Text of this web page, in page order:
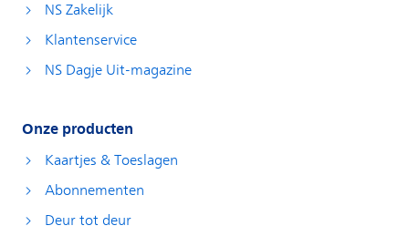
NS Zakelijk
Klantenservice
NS Dagje Uit-magazine
Onze producten
Kaartjes & Toeslagen
Abonnementen
Deur tot deur